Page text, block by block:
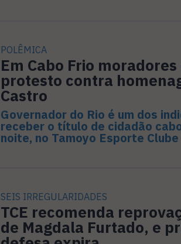
POLÊMICA
Em Cabo Frio
protesto contra
Castro
Governador do Rio é um dos
receber o título de cidadão
noite, no Tamoyo Esporte Clube
SEIS IRREGULARIDADES
TCE recomenda
de Magdala Furtado, e